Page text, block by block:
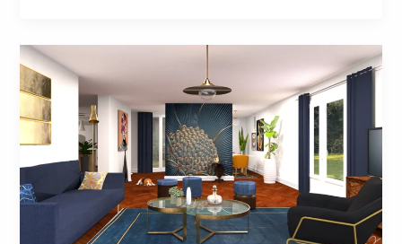
Rénovation
d’une
maison
en
respectant
son
identité
Déco